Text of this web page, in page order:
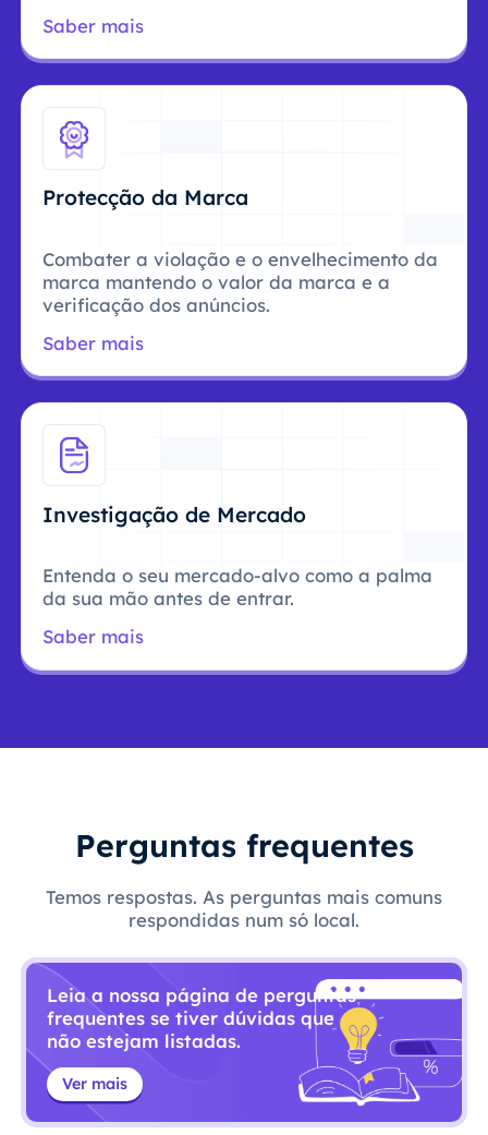
Saber mais
Protecção da Marca
Combater a violação e o envelhecimento da
marca mantendo o valor da marca e a
verificação dos anúncios.
Saber mais
Investigação de Mercado
Entenda o seu mercado-alvo como a palma
da sua mão antes de entrar.
Saber mais
Perguntas frequentes
Temos respostas. As perguntas mais comuns
respondidas num só local.
Leia a nossa página de perguntas
frequentes se tiver dúvidas que
não estejam listadas.
Ver mais